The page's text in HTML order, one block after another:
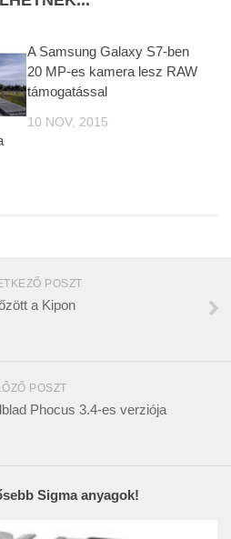
A Samsung Galaxy S7-ben
20 MP-es kamera lesz RAW
támogatással
10 NOV, 2015
POSZT
a Kipon
POSZT
Phocus 3.4-es verziója
Sigma anyagok!